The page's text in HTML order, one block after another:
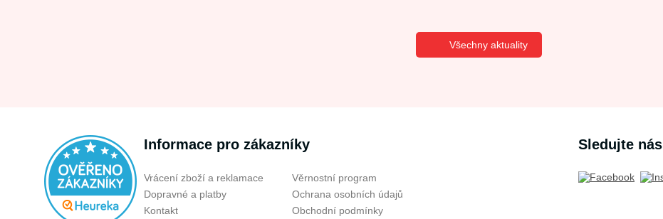
Všechny aktuality
Informace pro zákazníky
Vrácení zboží a reklamace
Dopravné a platby
Kontakt
Věrnostní program
Ochrana osobních údajů
Obchodní podmínky
Sledujte nás